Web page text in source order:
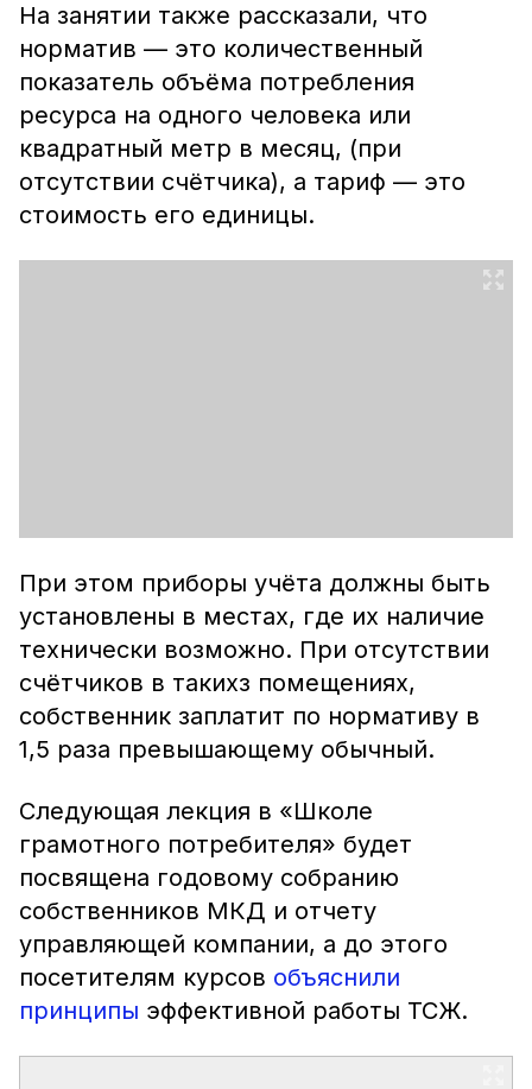
На занятии также рассказали, что
норматив — это количественный
показатель объёма потребления
ресурса на одного человека или
квадратный метр в месяц, (при
отсутствии счётчика), а тариф — это
стоимость его единицы.
При этом приборы учёта должны быть
установлены в местах, где их наличие
технически возможно. При отсутствии
счётчиков в такихз помещениях,
собственник заплатит по нормативу в
1,5 раза превышающему обычный.
Следующая лекция в «Школе
грамотного потребителя» будет
посвящена годовому собранию
собственников МКД и отчету
управляющей компании, а до этого
посетителям курсов объяснили
принципы эффективной работы ТСЖ.